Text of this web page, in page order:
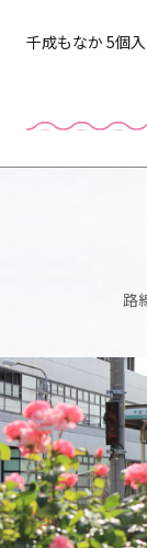
千成もなか 5個
路